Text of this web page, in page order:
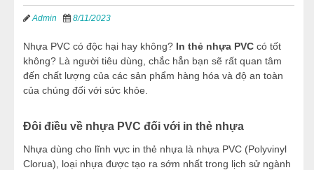
Admin 8/11/2023
Nhựa PVC có độc hại hay không? In thẻ nhựa PVC có tốt
không? Là người tiêu dùng, chắc hẳn bạn sẽ rất quan tâm
đến chất lượng của các sản phẩm hàng hóa và độ an toàn
của chúng đối với sức khỏe.
Đôi điều về nhựa PVC đối với in thẻ nhựa
Nhựa dùng cho lĩnh vực in thẻ nhựa là nhựa PVC (Polyvinyl
Clorua), loại nhựa được tạo ra sớm nhất trong lịch sử ngành